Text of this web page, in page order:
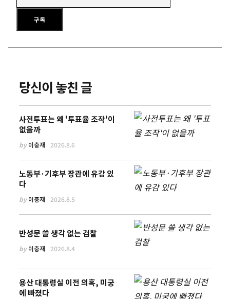
이메일 주소를 입력하세요
구독
당신이 놓친 글
사전투표는 왜 '투표율 조작'이
없을까
by이충재 2026.8.6
노동부·기후부 장관에 유감 있
다
by이충재 2026.8.5
반성문 쓸 생각 없는 검찰
by이충재 2026.8.4
용산 대통령실 이전 의혹, 미궁
에 빠졌다